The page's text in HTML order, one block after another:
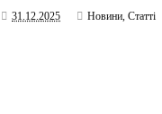
31.12.2025 Новини,Статті